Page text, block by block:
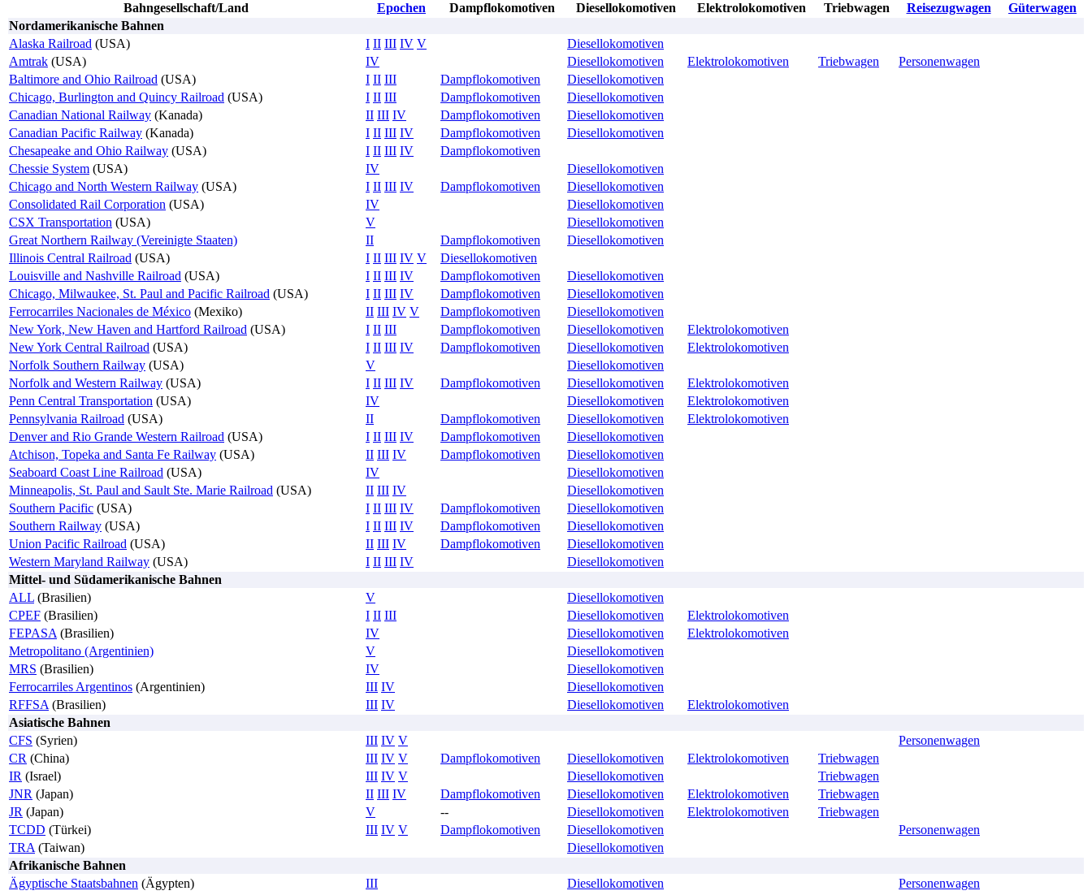
Bahngesellschaft/Land Epochen Dampflokomotiven Diesellokomotiven Elektrolokomotiven Triebwagen Reisezugwagen
Güterwagen
Nordamerikanische Bahnen
Alaska Railroad (USA) I II III IV V
Diesellokomotiven
Amtrak (USA) IV Diesellokomotiven Elektrolokomotiven Triebwagen
Personenwagen
Baltimore and Ohio Railroad (USA) I II III Dampflokomotiven
Diesellokomotiven
Chicago, Burlington and Quincy Railroad (USA) I II III Dampflokomotiven
Diesellokomotiven
Canadian National Railway (Kanada) II III IV Dampflokomotiven
Diesellokomotiven
Canadian Pacific Railway (Kanada) I II III IV Dampflokomotiven
Diesellokomotiven
Chesapeake and Ohio Railway (USA) I II III IV
Dampflokomotiven
Chessie System (USA) IV
Diesellokomotiven
Chicago and North Western Railway (USA) I II III IV Dampflokomotiven
Diesellokomotiven
Consolidated Rail Corporation (USA) IV
Diesellokomotiven
CSX Transportation (USA) V
Diesellokomotiven
Great Northern Railway (Vereinigte Staaten)
II Dampflokomotiven
Diesellokomotiven
Illinois Central Railroad (USA) I II III IV V
Diesellokomotiven
Louisville and Nashville Railroad (USA) I II III IV Dampflokomotiven
Diesellokomotiven
Chicago, Milwaukee, St. Paul and Pacific Railroad (USA) I II III IV Dampflokomotiven
Diesellokomotiven
Ferrocarriles Nacionales de México (Mexiko) II III IV V Dampflokomotiven
Diesellokomotiven
New York, New Haven and Hartford Railroad (USA) I II III Dampflokomotiven Diesellokomotiven
Elektrolokomotiven
New York Central Railroad (USA) I II III IV Dampflokomotiven Diesellokomotiven
Elektrolokomotiven
Norfolk Southern Railway (USA) V
Diesellokomotiven
Norfolk and Western Railway (USA) I II III IV Dampflokomotiven Diesellokomotiven
Elektrolokomotiven
Penn Central Transportation (USA) IV Diesellokomotiven
Elektrolokomotiven
Pennsylvania Railroad (USA) II Dampflokomotiven Diesellokomotiven
Elektrolokomotiven
Denver and Rio Grande Western Railroad (USA) I II III IV Dampflokomotiven
Diesellokomotiven
Atchison, Topeka and Santa Fe Railway (USA) II III IV Dampflokomotiven
Diesellokomotiven
Seaboard Coast Line Railroad (USA) IV
Diesellokomotiven
Minneapolis, St. Paul and Sault Ste. Marie Railroad (USA) II III IV
Diesellokomotiven
Southern Pacific (USA) I II III IV Dampflokomotiven
Diesellokomotiven
Southern Railway (USA) I II III IV Dampflokomotiven
Diesellokomotiven
Union Pacific Railroad (USA) II III IV Dampflokomotiven
Diesellokomotiven
Western Maryland Railway (USA) I II III IV
Diesellokomotiven
Mittel- und Südamerikanische Bahnen
ALL (Brasilien) V
Diesellokomotiven
CPEF (Brasilien) I II III Diesellokomotiven
Elektrolokomotiven
FEPASA (Brasilien) IV Diesellokomotiven
Elektrolokomotiven
Metropolitano (Argentinien)
V
Diesellokomotiven
MRS (Brasilien) IV
Diesellokomotiven
Ferrocarriles Argentinos (Argentinien) III IV
Diesellokomotiven
RFFSA (Brasilien) III IV Diesellokomotiven
Elektrolokomotiven
Asiatische Bahnen
CFS (Syrien) III IV V
Personenwagen
CR (China) III IV V Dampflokomotiven Diesellokomotiven Elektrolokomotiven
Triebwagen
IR (Israel) III IV V Diesellokomotiven
Triebwagen
JNR (Japan) II III IV Dampflokomotiven Diesellokomotiven Elektrolokomotiven
Triebwagen
JR (Japan) V -- Diesellokomotiven Elektrolokomotiven
Triebwagen
TCDD (Türkei) III IV V Dampflokomotiven Diesellokomotiven
Personenwagen
TRA (Taiwan)
Diesellokomotiven
Afrikanische Bahnen
Ägyptische Staatsbahnen (Ägypten) III Diesellokomotiven
Personenwagen